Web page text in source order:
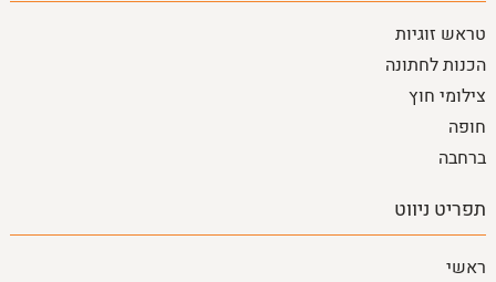
טראש זוגיות
הכנות לחתונה
צילומי חוץ
חופה
ברחבה
תפריט ניווט
ראשי